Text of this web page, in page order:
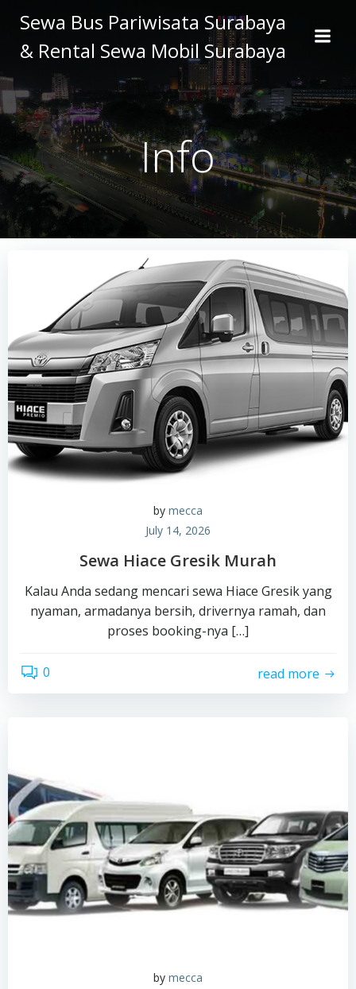
to
content
Sewa Bus Pariwisata Surabaya
& Rental Sewa Mobil Surabaya
Info
by mecca
July 14, 2026
Sewa Hiace Gresik Murah
Kalau Anda sedang mencari sewa Hiace Gresik yang
nyaman, armadanya bersih, drivernya ramah, dan
proses booking-nya […]
0 read more
by mecca